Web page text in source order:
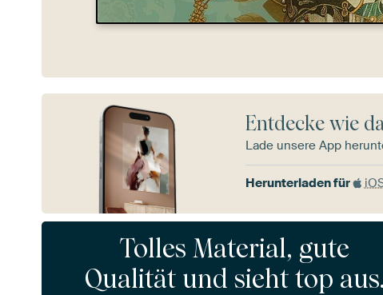
Entdecke wie
Lade unsere App
Herunterladen für
Tolles Material, gute
Qualität und sieht top aus.